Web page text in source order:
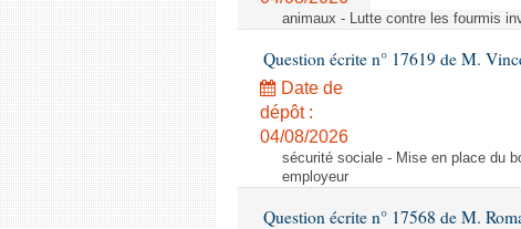
animaux - Lutte contre les fourmis
Question écrite n° 17619 de M.
Date de
dépôt :
04/08/2026
sécurité sociale - Mise en place du
employeur
Question écrite n° 17568 de M.